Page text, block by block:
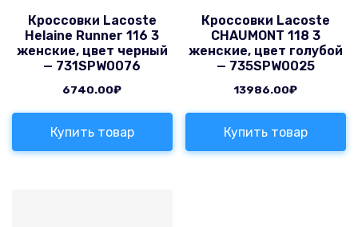
Кроссовки Lacoste
Helaine Runner 116 3
женские, цвет черный
— 731SPW0076
6740.00₽
Купить товар
Кроссовки Lacoste
CHAUMONT 118 3
женские, цвет голубой
— 735SPW0025
13986.00₽
Купить товар